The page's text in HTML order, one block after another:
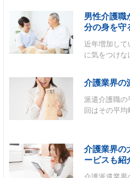
男性介護職
分の身を守
近年増加して
に気をつけ
介護業界の
派遣介護職の
回はその平均
介護業界の
ービスも紹